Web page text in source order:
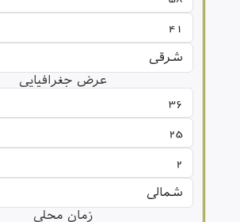
عرض جغرافیایی
زمان محلی